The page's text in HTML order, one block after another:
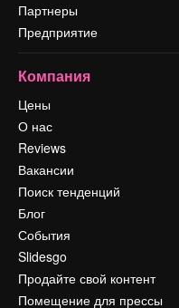
Партнеры
Предприятие
Компания
Цены
О нас
Reviews
Вакансии
Поиск тенденций
Блог
События
Slidesgo
Продайте свой контент
Помещение для прессы